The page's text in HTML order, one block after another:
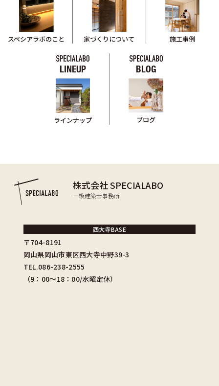
スペシアラボのこと 家づくりについて 施工事例
LINEUP
ラインナップ
BLOG
ブログ
株式会社 SPECIALABO
一級建築士事務所
西大寺BASE
〒704-8191
岡山県岡山市東区西大寺中野39-3
TEL.086-238-2555
（9：00〜18：00/水曜定休）